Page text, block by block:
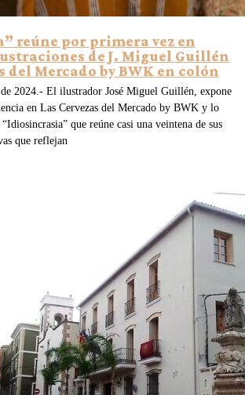
reúne por primera vez en
de J. Miguel Guillén
del Mercado by BWK en colón
2024.- El ilustrador José Miguel Guillén, expone
en Las Cervezas del Mercado by BWK y lo
que reúne casi una veintena de sus
que reflejan